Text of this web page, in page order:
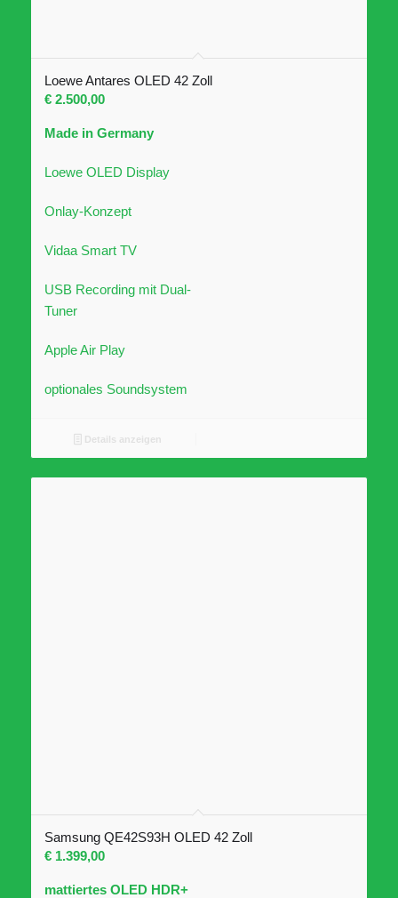
Loewe Antares OLED 42 Zoll
€2.500,00
Made in Germany
Loewe OLED Display
Onlay-Konzept
Vidaa Smart TV
USB Recording mit Dual-
Tuner
Apple Air Play
optionales Soundsystem
Details anzeigen
Samsung QE42S93H OLED 42 Zoll
€1.399,00
mattiertes OLED HDR+